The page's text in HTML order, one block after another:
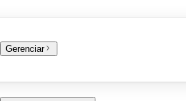
Gerenciar